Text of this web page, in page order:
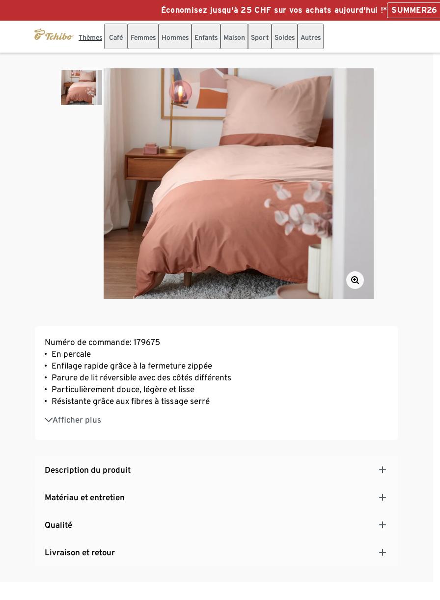
Économisez jusqu'à 25 CHF sur vos achats aujourd'hui !* SUMMER26
Thèmes Café Femmes Hommes Enfants Maison Sport Soldes Autres
Numéro de commande: 179675
En percale
Enfilage rapide grâce à la fermeture zippée
Parure de lit réversible avec des côtés différents
Particulièrement douce, légère et lisse
Résistante grâce aux fibres à tissage serré
Afficher plus
Absorbante, elle régule la température
Lavable à 60 °C : idéale pour les personnes allergiques
Description du produit
Matériau et entretien
Qualité
Livraison et retour